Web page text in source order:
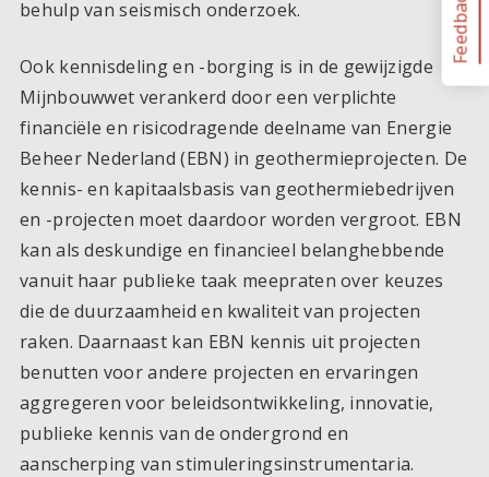
behulp van seismisch onderzoek.
Ook kennisdeling en -borging is in de gewijzigde
Mijnbouwwet verankerd door een verplichte
financiële en risicodragende deelname van Energie
Beheer Nederland (EBN) in geothermieprojecten. De
kennis- en kapitaalsbasis van geothermiebedrijven
en -projecten moet daardoor worden vergroot. EBN
kan als deskundige en financieel belanghebbende
vanuit haar publieke taak meepraten over keuzes
die de duurzaamheid en kwaliteit van projecten
raken. Daarnaast kan EBN kennis uit projecten
benutten voor andere projecten en ervaringen
aggregeren voor beleidsontwikkeling, innovatie,
publieke kennis van de ondergrond en
aanscherping van stimuleringsinstrumentaria.
Feedback